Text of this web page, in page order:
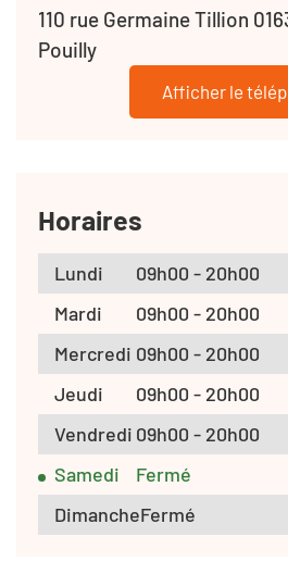
110 rue Germaine Tillion
Pouilly
Afficher le
Horaires
Lundi
09h00 - 20h00
Mardi
09h00 - 20h00
Mercredi 09h00 - 20h00
Jeudi
09h00 - 20h00
Vendredi 09h00 - 20h00
Samedi
Fermé
DimancheFermé